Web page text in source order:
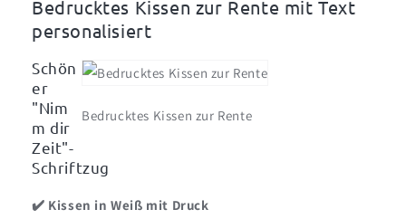
Rente
Rente
Bedrucktes Kissen zur Rente mit Text
personalisiert
Bedrucktes Kissen zur Rente
Schön
er
"Nim
m dir
Zeit"-
Schriftzug
✔️ Kissen in Weiß mit Druck